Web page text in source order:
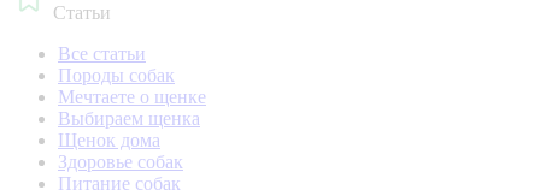
Статьи
Все статьи
Породы собак
Мечтаете о щенке
Выбираем щенка
Щенок дома
Здоровье собак
Питание собак